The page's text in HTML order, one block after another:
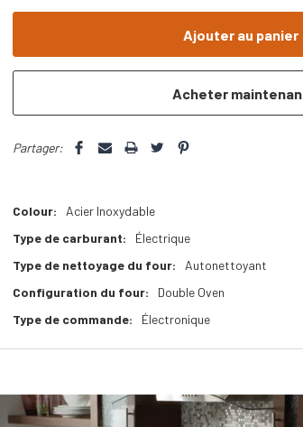
plus
Partager:
Colour:
Acier Inoxydable
Type de carburant:
Électrique
Type de nettoyage du four:
Autonettoyant
Configuration du four:
Double Oven
Type de commande:
Électronique